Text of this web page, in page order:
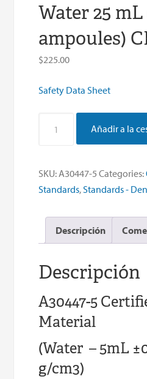
Water 25
ampoules)
$225.00
Safety Data Sheet
Standard
Water
25
(5
5mL
ampoules)
CRM
quantity
Añadir a la
SKU:A30447-5 Categories:
Standards,Standards -
Descripción
Descripción
A30447-5
Material
(Water – 5mL
g/cm3)